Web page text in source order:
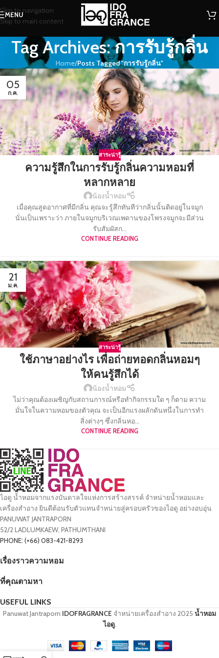
Skip to navigation
Skip to main content
MENU
Tag Archives: การรับรู้กลิ่น
Home/Posts Tagged "การรับรู้กลิ่น"
05
ก.ค.
สาระน่ารู้
ความรู้สึกในการรับรู้กลิ่นความหอมที่
หลากหลาย
น้องน้ำหอม
เมื่อคุณสูดอากาศที่มีกลิ่น คุณจะรู้สึกทันทีว่ากลิ่นนั้นติดอยู่ในจมูก
นั่นเป็นเพราะว่า ภายในจมูกบริเวณเพดานของโพรงจมูกจะมีส่วน
รับสัมผัสก...
CONTINUE READING
21
ม.ค.
สาระน่ารู้
ใช้ภาษาอย่างไร เพื่อถ่ายทอดกลิ่นหอมๆ
ให้คนรู้สึกได้
น้องน้ำหอม
ไม่ว่าคุณต้องเผชิญกับสถานการณ์หรือทำกิจกรรมใด ๆ ก็ตาม ความ
มั่นใจในความหอมของตัวคุณ จะเป็นอีกแรงผลักดันหนึ่งในการทำ
สิ่งต่างๆ ซึ่งกลิ่นหอ...
CONTINUE READING
ไอดู น้ำหอมจากแรงบันดาลใจแห่งการสร้างสรรค์ จำหน่ายน้ำหอมและ
เครื่องสำอาง ยินดีต้อนรับตัวแทนจำหน่ายสู่ครอบครัวของไอดู อย่างอบอุ่น
PANUWAT JANTRAPORN
52/2 LADLUMKAEW, PATHUMTHANI
PHONE: (+66) 083-421-8293
เรื่องราวความหอม
ที่คุณตามหา
USEFUL LINKS
Panuwat Jantraporn IDOFRAGRANCE จำหน่ายเครื่องสำอาง 2025 น้ำหอม
ไอดู.